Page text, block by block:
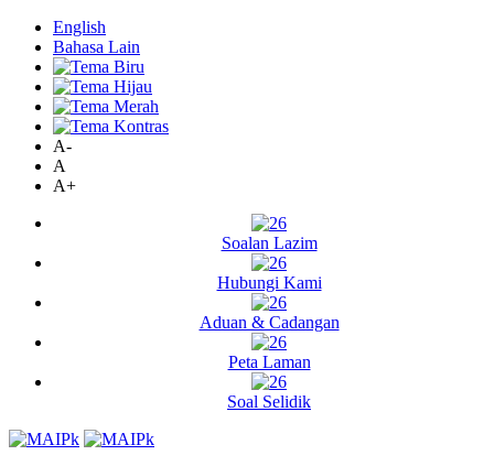
English
Bahasa Lain
A-
A
A+
Soalan Lazim
Hubungi Kami
Aduan & Cadangan
Peta Laman
Soal Selidik